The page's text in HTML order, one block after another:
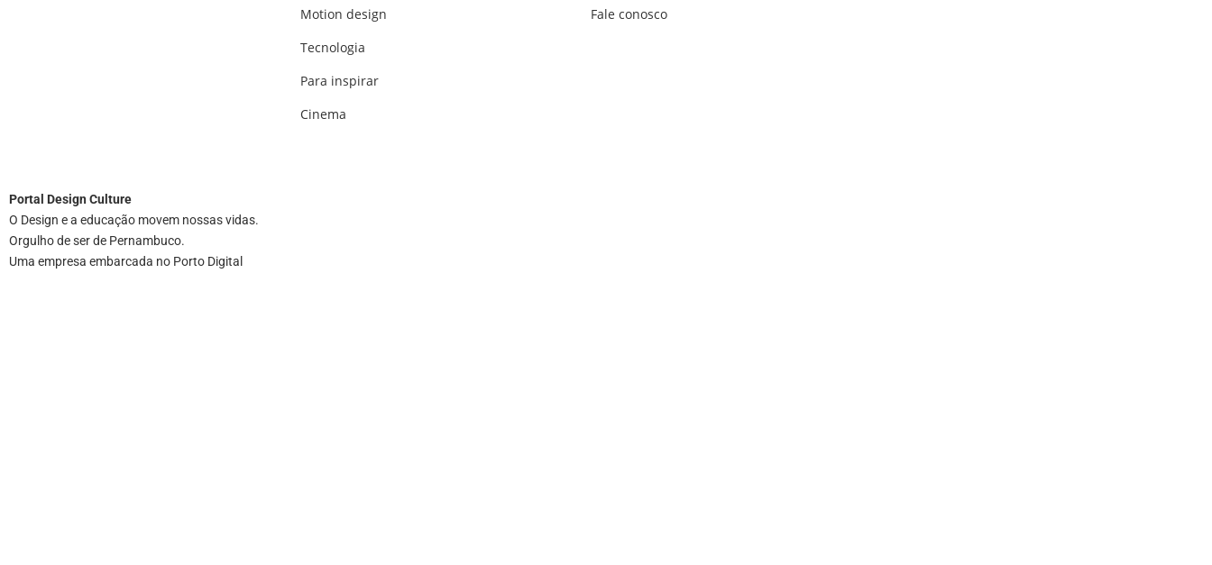
Portal Design Culture
O Design e a educação movem nossas vidas.
Orgulho de ser de Pernambuco.
Uma empresa embarcada no Porto Digital
Motion design
Tecnologia
Para inspirar
Cinema
Fale conosco